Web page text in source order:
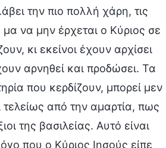
την πιο πολλή χάρη, τις
να μην έρχεται ο Κύριος σε
κι εκείνοι έχουν αρχίσει
αρνηθεί και προδώσει. Τα
που κερδίζουν, μπορεί μεν
από την αμαρτία, πως
της βασιλείας. Αυτό είναι
που ο Κύριος Ιησούς είπε